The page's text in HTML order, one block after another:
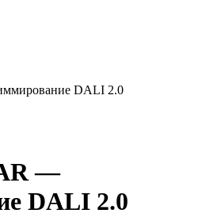
DALI 2.0
—
DALI 2.0